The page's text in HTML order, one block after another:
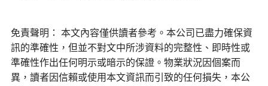
免責聲明： 本文內容僅供讀者參考。本公司已盡力確保資
訊的準確性，但並不對文中所涉資料的完整性、即時性或
準確性作出任何明示或暗示的保證。物業狀況因個案而
異，讀者因信賴或使用本文資訊而引致的任何損失，本公